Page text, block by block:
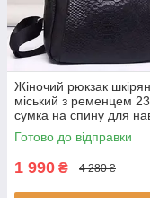
Жіночий рюкзак
міський з ременцем
сумка на спину для
чорна натуральна шкіра
Готово до відправки
1 990 ₴ 4 280 ₴